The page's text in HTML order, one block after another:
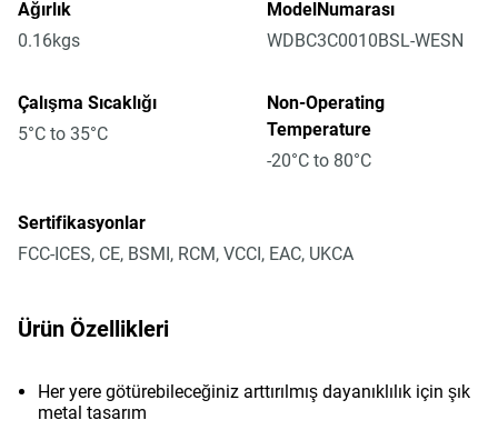
Ağırlık
0.16kgs
ModelNumarası
WDBC3C0010BSL-WESN
Çalışma Sıcaklığı
5°C to 35°C
Non-Operating
Temperature
-20°C to 80°C
Sertifikasyonlar
FCC-ICES, CE, BSMI, RCM, VCCI, EAC, UKCA
Ürün Özellikleri
Her yere götürebileceğiniz arttırılmış dayanıklılık için şık
metal tasarım